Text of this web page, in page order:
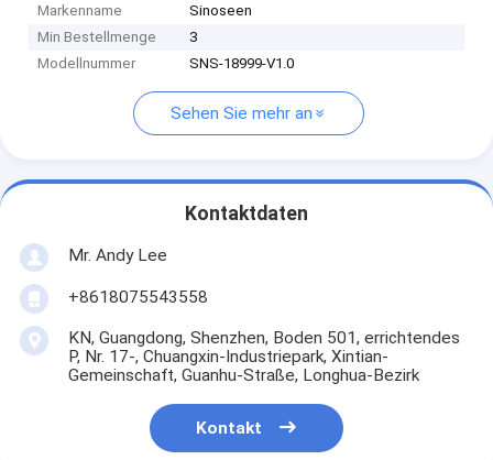
Markenname
Sinoseen
Min Bestellmenge
3
Modellnummer
SNS-18999-V1.0
Sehen Sie mehr an
Kontaktdaten
Mr. Andy Lee
+8618075543558
KN, Guangdong, Shenzhen, Boden 501, errichtendes
P, Nr. 17-, Chuangxin-Industriepark, Xintian-
Gemeinschaft, Guanhu-Straße, Longhua-Bezirk
Kontakt